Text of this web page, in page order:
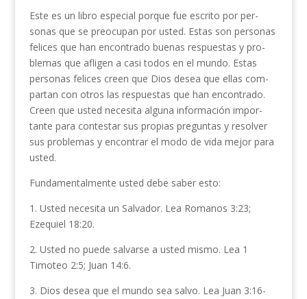
Este es un libro especial porque fue escrito por per­
sonas que se preocupan por usted. Estas son personas
felices que han encontrado buenas respuestas y pro­
blemas que afligen a casi todos en el mundo. Estas
personas felices creen que Dios desea que ellas com­
partan con otros las respuestas que han encontrado.
Creen que usted necesita alguna información impor­
tante para contestar sus propias preguntas y resolver
sus problemas y encontrar el modo de vida mejor para
usted.
Fundamentalmente usted debe saber esto:
1. Usted necesita un Salvador. Lea Romanos 3:23;
Ezequiel 18:20.
2. Usted no puede salvarse a usted mismo. Lea 1
Timoteo 2:5; Juan 14:6.
3. Dios desea que el mundo sea salvo. Lea Juan 3:16-